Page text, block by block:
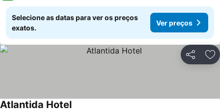
Selecione as datas para ver os preços
exatos.
Ver preços
Partilhar
Atlantida Hotel